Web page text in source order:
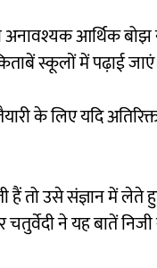
अनावश्यक आर्थिक
स्कूलों में पढ़ाई
तैयारी के लिए यदि
हैं तो उसे संज्ञान में
चतुर्वेदी ने यह बातें